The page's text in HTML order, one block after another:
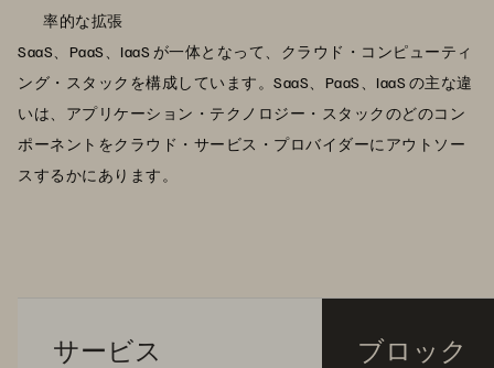
率的な拡張
SaaS、PaaS、IaaS が一体となって、クラウド・コンピューティ
ング・スタックを構成しています。SaaS、PaaS、IaaS の主な違
いは、アプリケーション・テクノロジー・スタックのどのコン
ポーネントをクラウド・サービス・プロバイダーにアウトソー
スするかにあります。
サービス ブロック